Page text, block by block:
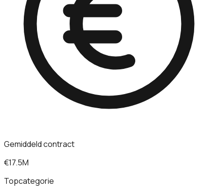
Gemiddeld contract
€17.5M
Topcategorie